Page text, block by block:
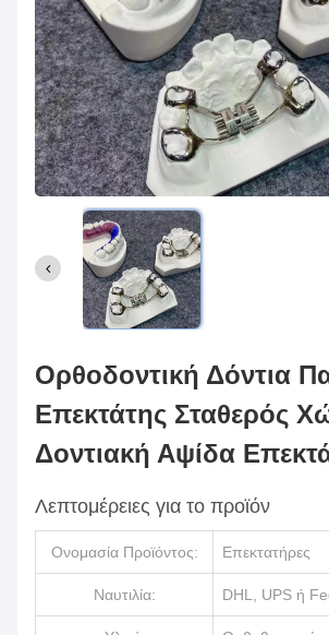
Ορθοδοντική Δόντια
Επεκτάτης Σταθερός
Δοντιακή Αψίδα
Λεπτομέρειες για το προϊόν
Ονομασία Προϊόντος: Επεκτατήρες
Ναυτιλία: DHL, UPS ή